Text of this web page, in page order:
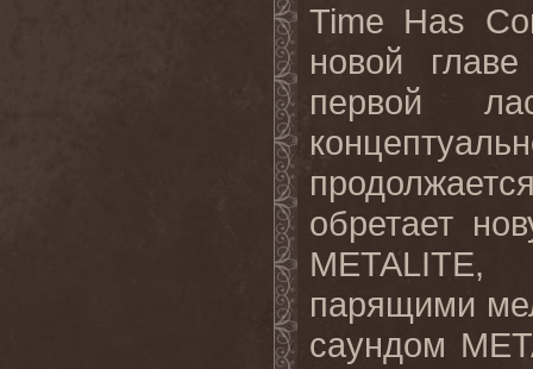
Time Has
новой
первой
обретает
METALITE,
парящими
саундом